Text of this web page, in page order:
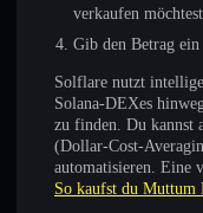
verkaufen möchtest
Gib den Betrag ein
Solflare nutzt
Solana-DEXes
zu finden. Du kannst
(Dollar-Cost-
automatisieren. Eine
So kaufst du Muttum